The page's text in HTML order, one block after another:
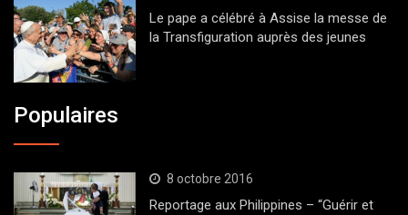
Le pape a célébré à Assise la messe de
la Transfiguration auprès des jeunes
Populaires
8 octobre 2016
Reportage aux Philippines – “Guérir et